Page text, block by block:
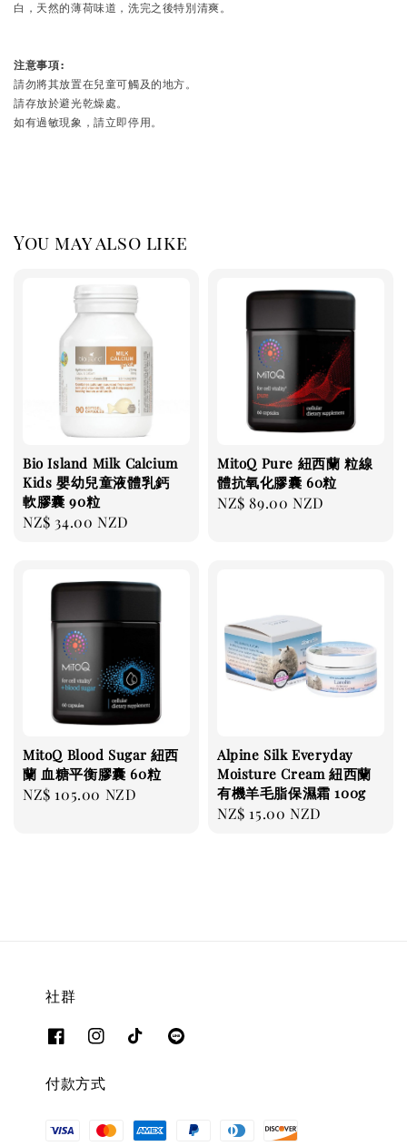
白，天然的薄荷味道，洗完之後特別清爽。
注意事項:
請勿將其放置在兒童可觸及的地方。
請存放於避光乾燥處。
如有過敏現象，請立即停用。
You may also like
Bio Island Milk Calcium
Kids 嬰幼兒童液體乳鈣
軟膠囊 90粒
Regular
NZ$ 34.00 NZD
MitoQ Pure 紐西蘭 粒線
體抗氧化膠囊 60粒
Regular
NZ$ 89.00 NZD
MitoQ Blood Sugar 紐西
蘭 血糖平衡膠囊 60粒
Regular
NZ$ 105.00 NZD
Alpine Silk Everyday
Moisture Cream 紐西蘭
有機羊毛脂保濕霜 100g
Regular
NZ$ 15.00 NZD
社群
付款方式